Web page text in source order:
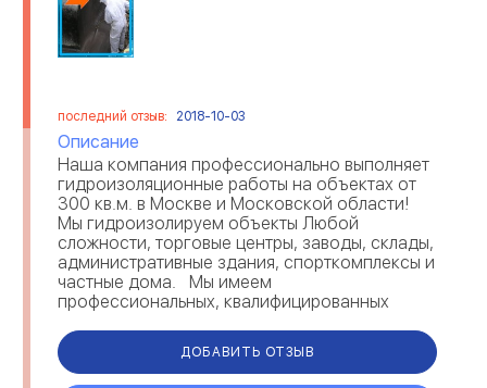
последний отзыв: 2018-10-03
Описание
Наша компания профессионально выполняет
гидроизоляционные работы на объектах от
300 кв.м. в Москве и Московской области!
Мы гидроизолируем объекты Любой
сложности, торговые центры, заводы, склады,
административные здания, спорткомплексы и
частные дома. Мы имеем
профессиональных, квалифицированных
ДОБАВИТЬ ОТЗЫВ